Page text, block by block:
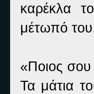
καρέκλα
μέτωπό
«Ποιος
Τα μάτια